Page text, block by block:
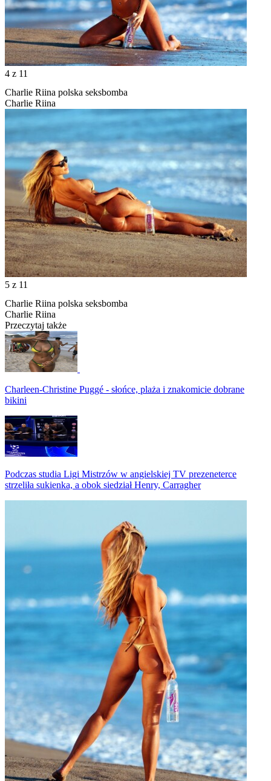
4 z 11
Charlie Riina polska seksbomba
Charlie Riina
5 z 11
Charlie Riina polska seksbomba
Charlie Riina
Przeczytaj także
Charleen-Christine Puggé - słońce, plaża i znakomicie dobrane
bikini
Podczas studia Ligi Mistrzów w angielskiej TV prezeneterce
strzeliła sukienka, a obok siedział Henry, Carragher